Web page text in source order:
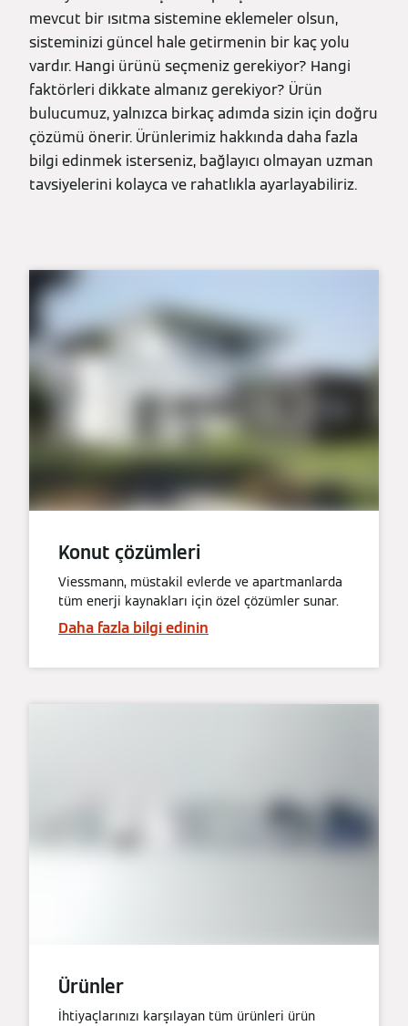
mevcut bir ısıtma sistemine eklemeler olsun,
sisteminizi güncel hale getirmenin bir kaç yolu
vardır. Hangi ürünü seçmeniz gerekiyor? Hangi
faktörleri dikkate almanız gerekiyor? Ürün
bulucumuz, yalnızca birkaç adımda sizin için doğru
çözümü önerir. Ürünlerimiz hakkında daha fazla
bilgi edinmek isterseniz, bağlayıcı olmayan uzman
tavsiyelerini kolayca ve rahatlıkla ayarlayabiliriz.
Konut çözümleri
Viessmann, müstakil evlerde ve apartmanlarda
tüm enerji kaynakları için özel çözümler sunar.
Daha fazla bilgi edinin
Ürünler
İhtiyaçlarınızı karşılayan tüm ürünleri ürün